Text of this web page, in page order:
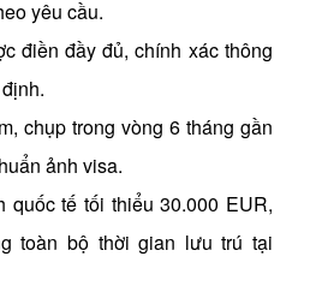
yêu cầu.
điền đầy đủ, chính xác thông
chụp trong vòng 6 tháng gần
ảnh visa.
quốc tế tối thiểu 30.000 EUR,
toàn bộ thời gian lưu trú tại